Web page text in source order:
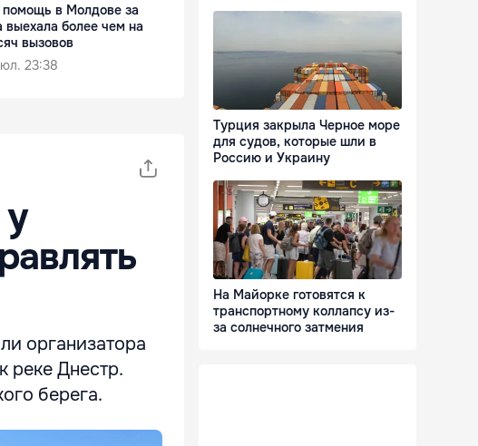
в Молдове за
выехала более чем на
вызовов
23:38
организатора
реке Днестр.
берега.
Турция закрыла Черное море
для судов, которые шли в
Россию и Украину
На Майорке готовятся к
транспортному коллапсу из-
за солнечного затмения